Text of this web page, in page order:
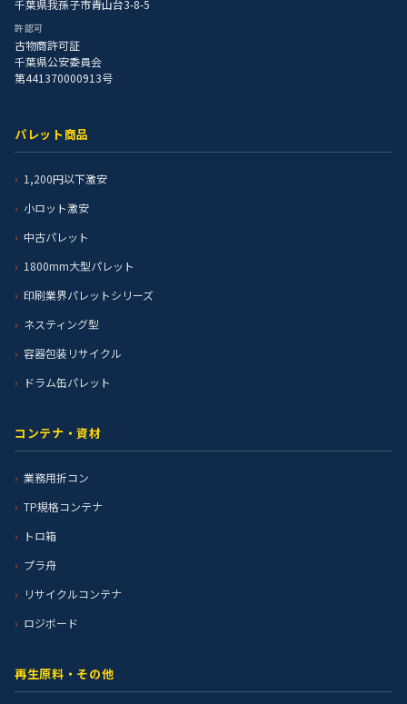
千葉県我孫子市青山台3-8-5
許認可
古物商許可証
千葉県公安委員会
第441370000913号
パレット商品
1,200円以下激安
小ロット激安
中古パレット
1800mm大型パレット
印刷業界パレットシリーズ
ネスティング型
容器包装リサイクル
ドラム缶パレット
コンテナ・資材
業務用折コン
TP規格コンテナ
トロ箱
プラ舟
リサイクルコンテナ
ロジボード
再生原料・その他